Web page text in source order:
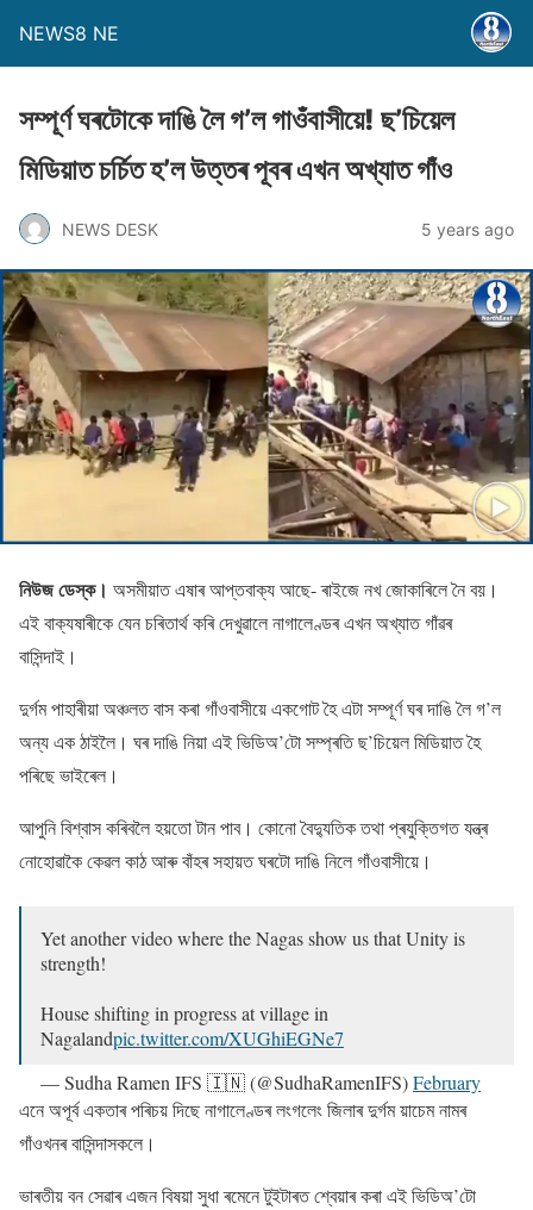
NEWS8 NE
সম্পূৰ্ণ ঘৰটােকে দাঙি লৈ গ’ল গাওঁবাসীয়ে! ছ’চিয়েল
মিডিয়াত চৰ্চিত হ’ল উত্তৰ পূবৰ এখন অখ্যাত গাঁও
NEWS DESK 5 years ago
নিউজ ডেস্ক। অসমীয়াত এষাৰ আপ্তবাক্য আছে- ৰাইজে নখ জােকাৰিলে নৈ বয়।
এই বাক্যষাৰীকে যেন চৰিতাৰ্থ কৰি দেখুৱালে নাগালেণ্ডৰ এখন অখ্যাত গাঁৱৰ
বাসিন্দাই।
দুৰ্গম পাহাৰীয়া অঞ্চলত বাস কৰা গাঁওবাসীয়ে একগােট হৈ এটা সম্পূৰ্ণ ঘৰ দাঙি লৈ গ’ল
অন্য এক ঠাইলৈ। ঘৰ দাঙি নিয়া এই ভিডিঅ’টো সম্প্ৰতি ছ’চিয়েল মিডিয়াত হৈ
পৰিছে ভাইৰেল।
আপুনি বিশ্বাস কৰিবলৈ হয়তো টান পাব। কোনো বৈদ্যুতিক তথা প্ৰযুক্তিগত যন্ত্ৰ
নোহোৱাকৈ কেৱল কাঠ আৰু বাঁহৰ সহায়ত ঘৰটো দাঙি নিলে গাঁওবাসীয়ে।
Yet another video where the Nagas show us that Unity is
strength!
House shifting in progress at village in
Nagalandpic.twitter.com/XUGhiEGNe7
— Sudha Ramen IFS 🇮🇳 (@SudhaRamenIFS)February
5, 2021
এনে অপূৰ্ব একতাৰ পৰিচয় দিছে নাগালেণ্ডৰ লংগলেং জিলাৰ দুৰ্গম য়াচেম নামৰ
গাঁওখনৰ বাসিন্দাসকলে।
ভাৰতীয় বন সেৱাৰ এজন বিষয়া সুধা ৰমেনে টুইটাৰত শ্বেয়াৰ কৰা এই ভিডিঅ’টো